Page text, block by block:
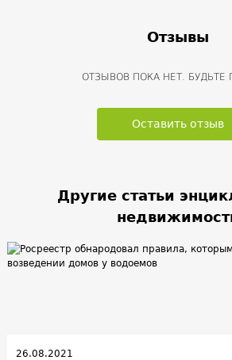
Отзывы
ОТЗЫВОВ ПОКА НЕТ. БУДЬТЕ
Оставить отзыв
Другие статьи
26.08.2021